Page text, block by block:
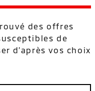
des offres
de
d’après vos choix